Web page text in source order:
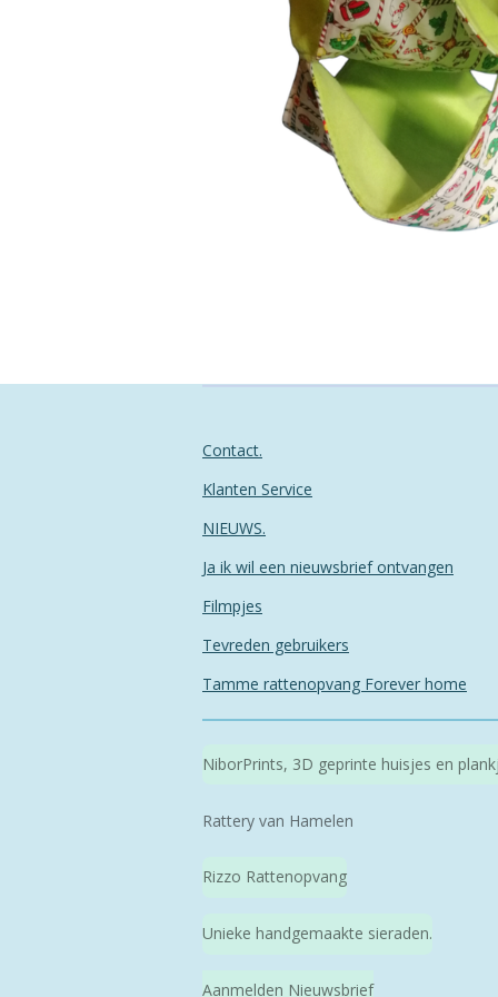
Contact.
Klanten Service
NIEUWS.
Ja ik wil een nieuwsbrief ontvangen
Filmpjes
Tevreden gebruikers
Tamme rattenopvang Forever home
NiborPrints, 3D geprinte huisjes en
Rattery van Hamelen
Rizzo Rattenopvang
Unieke handgemaakte sieraden.
Aanmelden Nieuwsbrief